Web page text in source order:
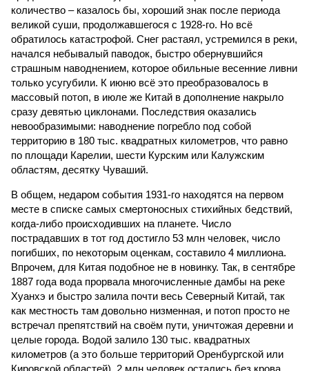
количество – казалось бы, хороший знак после периода
великой суши, продолжавшегося с 1928-го. Но всё
обратилось катастрофой. Снег растаял, устремился в реки,
начался небывалый паводок, быстро обернувшийся
страшным наводнением, которое обильные весенние ливни
только усугубили. К июню всё это преобразовалось в
массовый потоп, в июле же Китай в дополнение накрыло
сразу девятью циклонами. Последствия оказались
невообразимыми: наводнение погребло под собой
территорию в 180 тыс. квадратных километров, что равно
по площади Карелии, шести Курским или Калужским
областям, десятку Чуваший.
В общем, недаром события 1931-го находятся на первом
месте в списке самых смертоносных стихийных бедствий,
когда-либо происходивших на планете. Число
пострадавших в тот год достигло 53 млн человек, число
погибших, по некоторым оценкам, составило 4 миллиона.
Впрочем, для Китая подобное не в новинку. Так, в сентябре
1887 года вода прорвала многочисленные дамбы на реке
Хуанхэ и быстро залила почти весь Северный Китай, так
как местность там довольно низменная, и потоп просто не
встречал препятствий на своём пути, уничтожая деревни и
целые города. Водой залило 130 тыс. квадратных
километров (а это больше территорий Оренбургской или
Кировской областей), 2 млн человек остались без крова,